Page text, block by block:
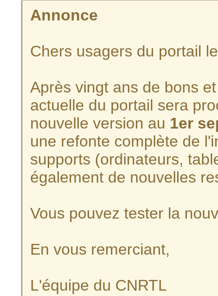
Annonce
Chers usagers du portail
Après vingt ans de bons
actuelle du portail sera
nouvelle version au 1er
une refonte complète de
supports (ordinateurs,
également de nouvelles
Vous pouvez tester la
En vous remerciant,
L'équipe du CNRTL